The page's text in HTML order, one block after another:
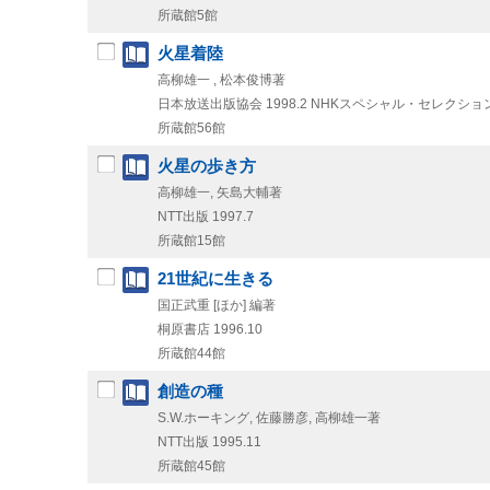
所蔵館5館
火星着陸
高柳雄一 , 松本俊博著
日本放送出版協会 1998.2 NHKスペシャル・セレクショ
所蔵館56館
火星の歩き方
高柳雄一, 矢島大輔著
NTT出版 1997.7
所蔵館15館
21世紀に生きる
国正武重 [ほか] 編著
桐原書店 1996.10
所蔵館44館
創造の種
S.W.ホーキング, 佐藤勝彦, 高柳雄一著
NTT出版 1995.11
所蔵館45館